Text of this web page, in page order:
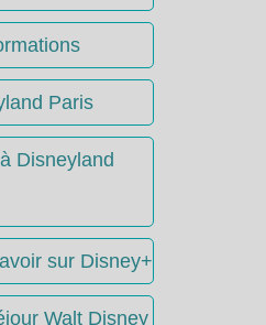
Paris
Disneyland
sur Disney+
Walt Disney